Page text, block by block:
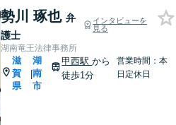
勢川 琢也 弁
護士
インタビューを
見る
湖南竜王法律事務所
滋
賀
県
|
湖
南
市
甲西駅から
徒歩1分
営業時間：本
日定休日